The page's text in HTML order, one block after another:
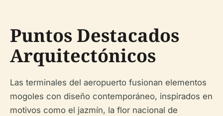
Puntos Destacados
Arquitectónicos
Las terminales del aeropuerto fusionan elementos
mogoles con diseño contemporáneo, inspirados en
motivos como el jazmín, la flor nacional de